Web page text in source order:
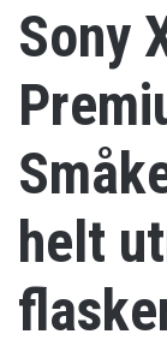
Sony
helt